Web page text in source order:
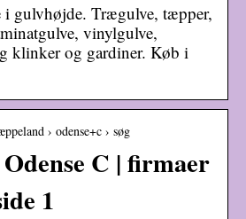
i gulvhøjde. Trægulve, tæpper,
vinylgulve,
klinker og gardiner. Køb i
› odense+c › søg
C | firmaer
1